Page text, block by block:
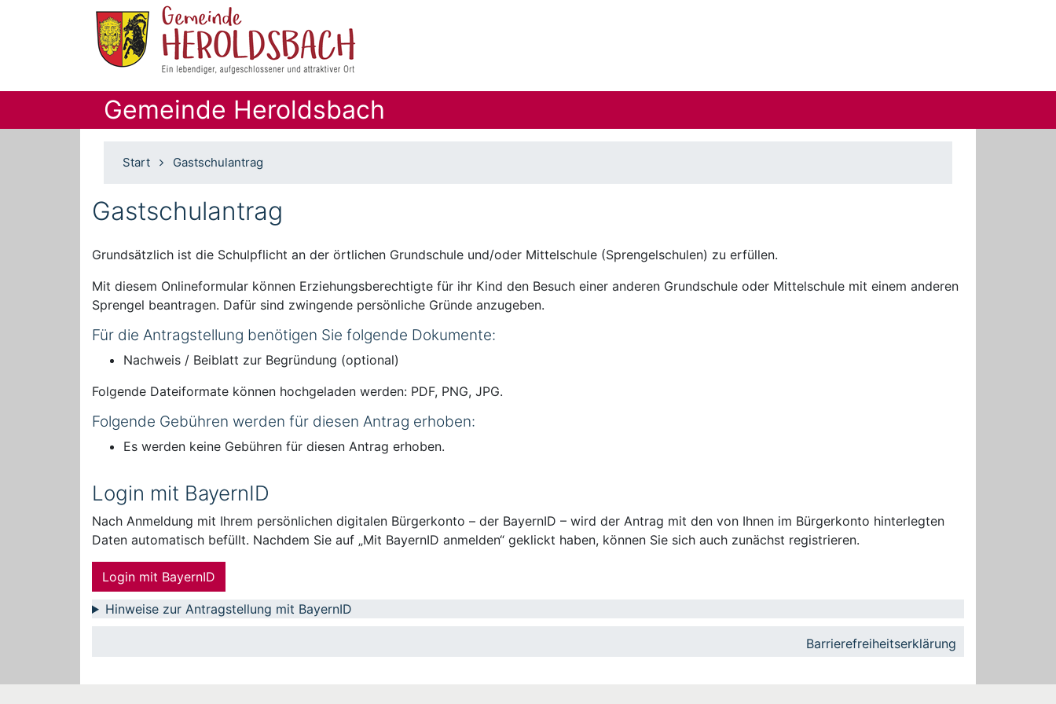
Gemeinde Heroldsbach
Start Gastschulantrag
Gastschulantrag
Grundsätzlich ist die Schulpflicht an der örtlichen Grundschule und/oder Mittelschule (Sprengelschulen) zu erfüllen.
Mit diesem Onlineformular können Erziehungsberechtigte für ihr Kind den Besuch einer anderen Grundschule oder Mittelschule mit einem anderen
Sprengel beantragen. Dafür sind zwingende persönliche Gründe anzugeben.
Für die Antragstellung benötigen Sie folgende Dokumente:
Nachweis / Beiblatt zur Begründung (optional)
Folgende Dateiformate können hochgeladen werden: PDF, PNG, JPG.
Folgende Gebühren werden für diesen Antrag erhoben:
Es werden keine Gebühren für diesen Antrag erhoben.
Login mit BayernID
Nach Anmeldung mit Ihrem persönlichen digitalen Bürgerkonto – der BayernID – wird der Antrag mit den von Ihnen im Bürgerkonto hinterlegten
Daten automatisch befüllt. Nachdem Sie auf „Mit BayernID anmelden“ geklickt haben, können Sie sich auch zunächst registrieren.
Login mit BayernID
Hinweise zur Antragstellung mit BayernID
Barrierefreiheitserklärung